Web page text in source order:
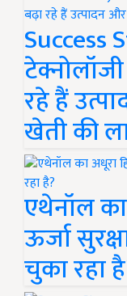
Success
रहे हैं
खेती की
एथेनॉल
ऊर्जा
चुका रहा